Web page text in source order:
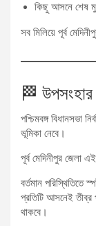
কিছু আসনে শেষ
সব মিলিয়ে পূর্ব
🏁 উপসংহার
পশ্চিমবঙ্গ বিধানসভা
ভূমিকা নেবে।
পূর্ব মেদিনীপুর জেলা
বর্তমান পরিস্থিতিতে
প্রতিটি আসনেই তীব্র
থাকবে।